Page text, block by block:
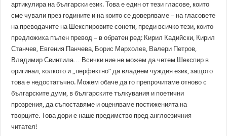
артикулира на български език. Това е един от тези гласове, които
сме чували през годините и на които се доверяваме – на гласовете
на преводачите на Шекспировите сонети, преди всичко тези, които
предложиха пълен превод – в обратен ред: Кирил Кадийски, Кирил
Станчев, Евгения Панчева, Борис Мархолев, Валери Петров,
Владимир Свинтила… Всички ние не можем да четем Шекспир в
оригинал, колкото и „перфектно“ да владеем чуждия език, защото
това е недостатъчно. Можем обаче да го препрочитаме отново с
българските думи, в българските тълкувания и поетични
прозрения, да съпоставяме и оценяваме постиженията на
творците. Това дори е наше предимство пред англоезичния
читател!